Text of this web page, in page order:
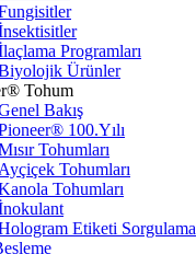
Programları
Ürünler
Tohum
Bakış
100.Yılı
Tohumları
Ayçiçek Tohumları
Tohumları
Etiketi Sorgulama